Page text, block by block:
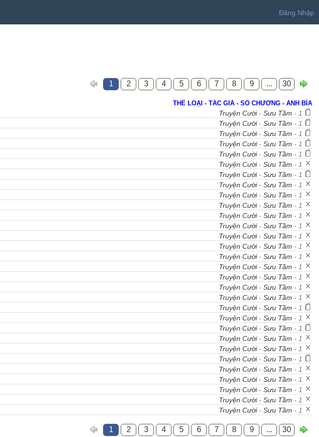
Đăng Nhập
1 2 3 4 5 6 7 8 9 ... 30
THỂ LOẠI - TÁC GIẢ - SỐ CHƯƠNG - ẢNH BÌA
Truyện Cười- Sưu Tầm - 1
Truyện Cười- Sưu Tầm - 1
Truyện Cười- Sưu Tầm - 1
Truyện Cười- Sưu Tầm - 1
Truyện Cười- Sưu Tầm - 1
Truyện Cười- Sưu Tầm - 1
Truyện Cười- Sưu Tầm - 1
Truyện Cười- Sưu Tầm - 1
Truyện Cười- Sưu Tầm - 1
Truyện Cười- Sưu Tầm - 1
Truyện Cười- Sưu Tầm - 1
Truyện Cười- Sưu Tầm - 1
Truyện Cười- Sưu Tầm - 1
Truyện Cười- Sưu Tầm - 1
Truyện Cười- Sưu Tầm - 1
Truyện Cười- Sưu Tầm - 1
Truyện Cười- Sưu Tầm - 1
Truyện Cười- Sưu Tầm - 1
Truyện Cười- Sưu Tầm - 1
Truyện Cười- Sưu Tầm - 1
Truyện Cười- Sưu Tầm - 1
Truyện Cười- Sưu Tầm - 1
Truyện Cười- Sưu Tầm - 1
Truyện Cười- Sưu Tầm - 1
Truyện Cười- Sưu Tầm - 1
Truyện Cười- Sưu Tầm - 1
Truyện Cười- Sưu Tầm - 1
Truyện Cười- Sưu Tầm - 1
Truyện Cười- Sưu Tầm - 1
Truyện Cười- Sưu Tầm - 1
1 2 3 4 5 6 7 8 9 ... 30